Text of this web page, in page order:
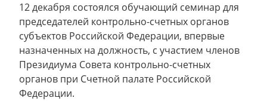
12 декабря состоялся обучающий семинар для
председателей контрольно-счетных органов
субъектов Российской Федерации, впервые
назначенных на должность, с участием членов
Президиума Совета контрольно-счетных
органов при Счетной палате Российской
Федерации.